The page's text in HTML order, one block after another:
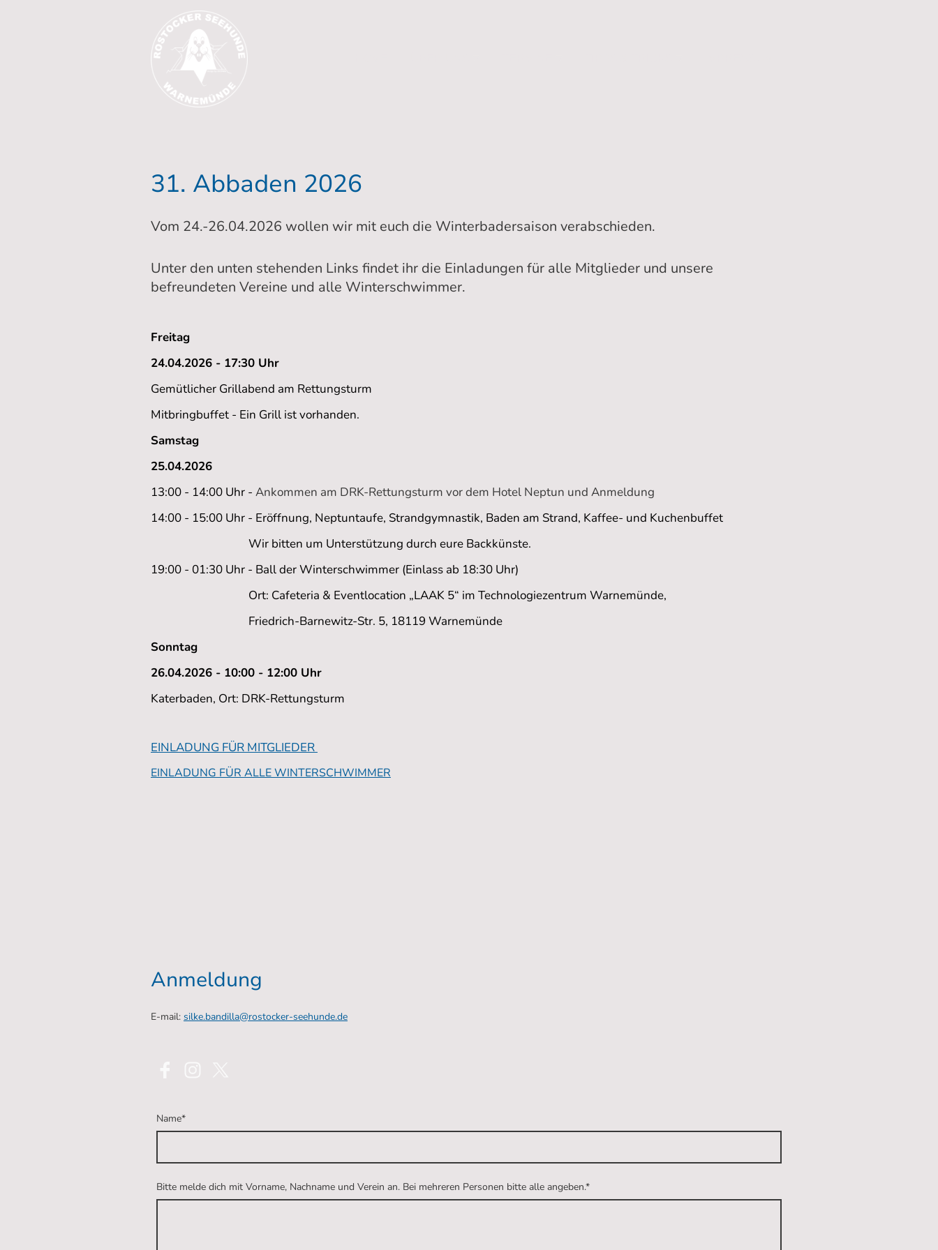
31. Abbaden 2026
Vom 24.-26.04.2026 wollen wir mit euch die Winterbadersaison verabschieden.
Unter den unten stehenden Links findet ihr die Einladungen für alle Mitglieder und unsere
befreundeten Vereine und alle Winterschwimmer.
Freitag
24.04.2026 - 17:30 Uhr
Gemütlicher Grillabend am Rettungsturm
Mitbringbuffet - Ein Grill ist vorhanden.
Samstag
25.04.2026
13:00 - 14:00 Uhr - Ankommen am DRK-Rettungsturm vor dem Hotel Neptun und Anmeldung
14:00 - 15:00 Uhr - Eröffnung, Neptuntaufe, Strandgymnastik, Baden am Strand, Kaffee- und Kuchenbuffet
Wir bitten um Unterstützung durch eure Backkünste.
19:00 - 01:30 Uhr - Ball der Winterschwimmer (Einlass ab 18:30 Uhr)
Ort: Cafeteria & Eventlocation „LAAK 5“ im Technologiezentrum Warnemünde,
Friedrich-Barnewitz-Str. 5, 18119 Warnemünde
Sonntag
26.04.2026 - 10:00 - 12:00 Uhr
Katerbaden, Ort: DRK-Rettungsturm
EINLADUNG FÜR MITGLIEDER
EINLADUNG FÜR ALLE WINTERSCHWIMMER
Anmeldung
E-mail: silke.bandilla@rostocker-seehunde.de
Name*
Bitte melde dich mit Vorname, Nachname und Verein an. Bei mehreren Personen bitte alle angeben.*